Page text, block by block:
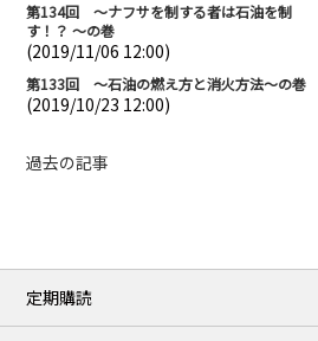
第134回 ～ナフサを制する者は石油を制
す！？ ～の巻
(2019/11/06 12:00)
第133回 ～石油の燃え方と消火方法～の巻
(2019/10/23 12:00)
過去の記事
定期購読